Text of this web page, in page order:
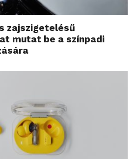
zajszigetelésű
mutat be a színpadi